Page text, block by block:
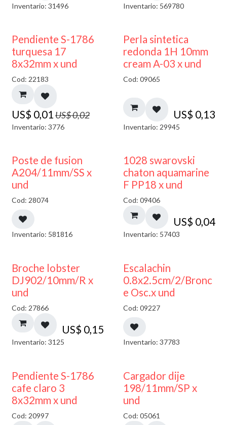
Inventario: 31496 Inventario: 569780
50% DESCUENTO
Pendiente S-1786
turquesa 17
8x32mm x und
Cod: 22183
US$ 0,01 US$0,02
Inventario: 3776
Perla sintetica
redonda 1H 10mm
cream A-03 x und
Cod: 09065
US$ 0,13
Inventario: 29945
Poste de fusion
A204/11mm/SS x
und
Cod: 28074
Inventario: 581816
1028 swarovski
chaton aquamarine
F PP18 x und
Cod: 09406
US$ 0,04
Inventario: 57403
Broche lobster
DJ902/10mm/R x
und
Cod: 27866
US$ 0,15
Inventario: 3125
Escalachin
0.8x2.5cm/2/Bronc
e Osc.x und
Cod: 09227
Inventario: 37783
50% DESCUENTO
Pendiente S-1786
cafe claro 3
8x32mm x und
Cod: 20997 50% DESCUENTO
Cargador dije
198/11mm/SP x
und
Cod: 05061